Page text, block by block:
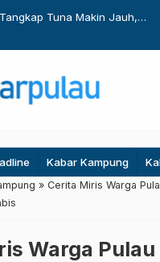
Ini Cara Perkuat
Kabar Kampung
» Cerita Miris Warga
Warga Pulau